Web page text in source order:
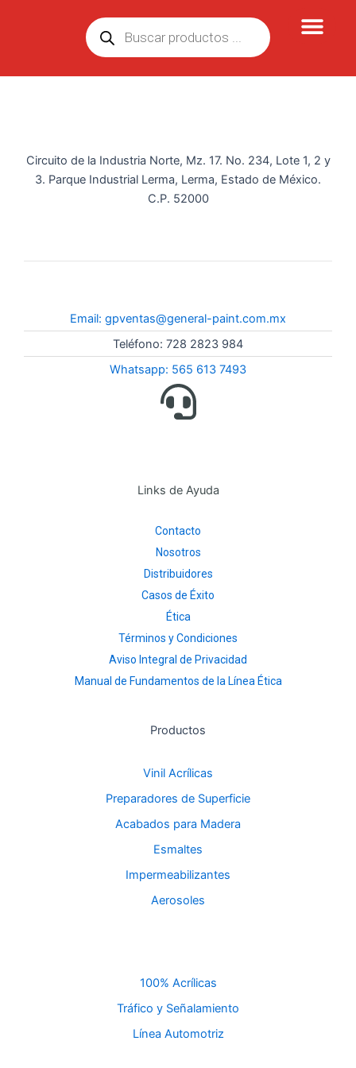
Búsqueda
de
productos
Circuito de la Industria Norte, Mz. 17. No. 234, Lote 1, 2 y
3. Parque Industrial Lerma, Lerma, Estado de México.
C.P. 52000
Email: gpventas@general-paint.com.mx
Teléfono: 728 2823 984
Whatsapp: 565 613 7493
Links de Ayuda
Contacto
Nosotros
Distribuidores
Casos de Éxito
Ética
Términos y Condiciones
Aviso Integral de Privacidad
Manual de Fundamentos de la Línea Ética
Productos
Vinil Acrílicas
Preparadores de Superficie
Acabados para Madera
Esmaltes
Impermeabilizantes
Aerosoles
100% Acrílicas
Tráfico y Señalamiento
Línea Automotriz